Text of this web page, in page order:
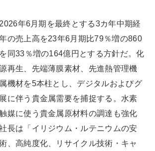
年6月期を最終とする3カ年中期経
の売上高を23年6月期比79％増の860
同33％増の164億円とする方針だ。化
再生、先端薄膜素材、先進熱管理機
機材を5本柱とし、デジタルおよびグ
に伴う貴金属需要を捕捉する。水素
媒に使う貴金属原材料の調達も強化
長は「イリジウム・ルテニウムの安
、高純度化、リサイクル技術・キャ